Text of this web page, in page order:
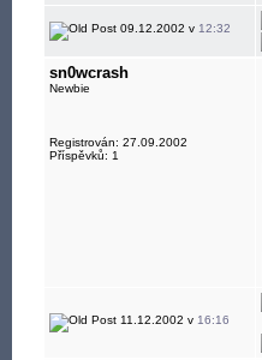
09.12.2002 v 12:32
sn0wcrash
Newbie
Registrován: 27.09.2002
Příspěvků: 1
11.12.2002 v 16:16